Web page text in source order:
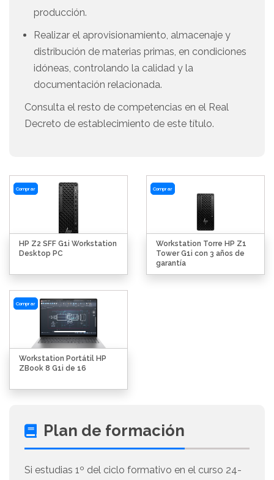
producción.
Realizar el aprovisionamiento, almacenaje y
distribución de materias primas, en condiciones
idóneas, controlando la calidad y la
documentación relacionada.
Consulta el resto de competencias en el Real
Decreto de establecimiento de este título.
Comprar
HP Z2 SFF G1i Workstation
Desktop PC
Comprar
Workstation Torre HP Z1
Tower G1i con 3 años de
garantía
Comprar
Workstation Portátil HP
ZBook 8 G1i de 16
Plan de formación
Si estudias 1º del ciclo formativo en el curso 24-